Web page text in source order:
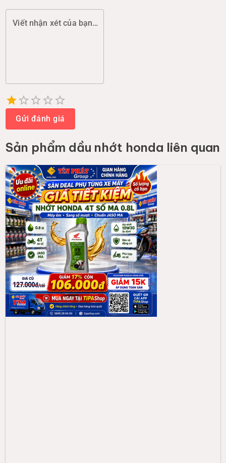
Viết nhận xét của bạn (chất lượng, đóng gói, giao hàng...)
1 Star
2 Stars
3 Stars
4 Stars
5 Stars
Gửi đánh giá
Sản phẩm dầu nhớt honda liên quan